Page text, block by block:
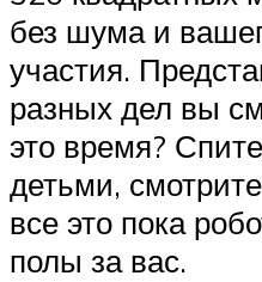
без шума и
участия.
разных дел вы
это время?
детьми,
все это пока
полы за вас.